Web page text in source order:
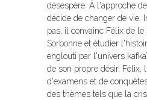
désespère. À l'approche
décide de changer de vie.
pas, il convainc Félix de
Sorbonne et étudier
englouti par l'univers
de son propre désir, Félix,
d'examens et de
des thèmes tels que la